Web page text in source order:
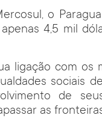
o
4,5 mil
ligação com os
sociais
de
as